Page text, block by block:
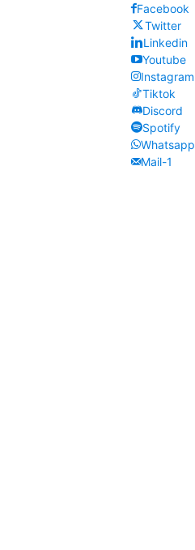
Facebook
Twitter
Linkedin
Youtube
Instagram
Tiktok
Discord
Spotify
Whatsapp
Mail-1